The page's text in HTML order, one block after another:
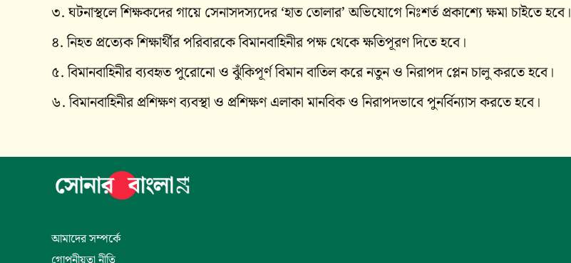
৩. ঘটনাস্থলে শিক্ষকদের গায়ে সেনাসদস্যদের ‘হাত তোলার’ অভিযোগে নিঃশর্ত প্রকাশ্যে ক্ষমা চাইতে হবে।
৪. নিহত প্রত্যেক শিক্ষার্থীর পরিবারকে বিমানবাহিনীর পক্ষ থেকে ক্ষতিপূরণ দিতে হবে।
৫. বিমানবাহিনীর ব্যবহৃত পুরোনো ও ঝুঁকিপূর্ণ বিমান বাতিল করে নতুন ও নিরাপদ প্লেন চালু করতে হবে।
৬. বিমানবাহিনীর প্রশিক্ষণ ব্যবস্থা ও প্রশিক্ষণ এলাকা মানবিক ও নিরাপদভাবে পুনর্বিন্যাস করতে হবে।
আমাদের সম্পর্কে